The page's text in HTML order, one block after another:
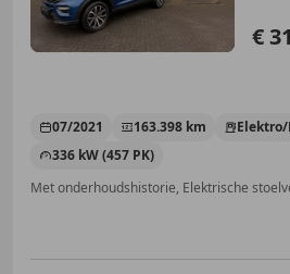
€
07/2021 163.398 km
336 kW (457 PK)